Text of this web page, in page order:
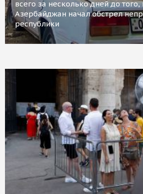
всего за несколько дней до того,
Азербайджан начал обстрел
республики